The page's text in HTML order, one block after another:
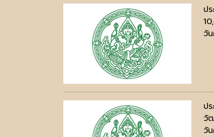
ป
วั
ป
วั
วั